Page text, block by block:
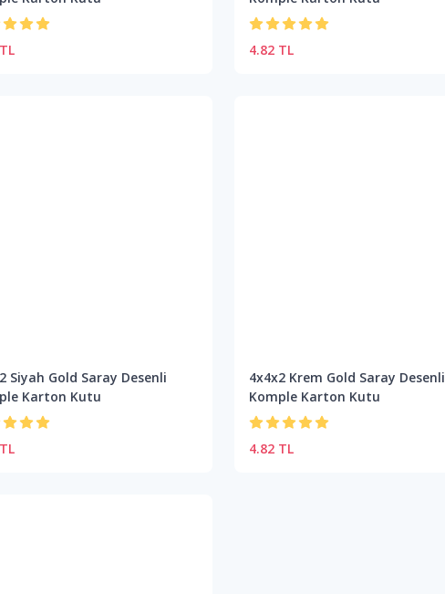
4.82 TL
Siyah Gold Saray Desenli
Karton Kutu
4x4x2 Krem Gold Saray Desenli
Komple Karton Kutu
4.82 TL